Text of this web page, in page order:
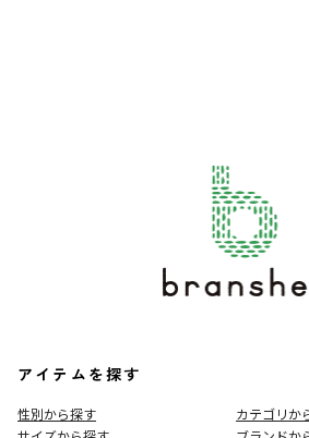
アイテムを探す
性別から探す
カテゴリか